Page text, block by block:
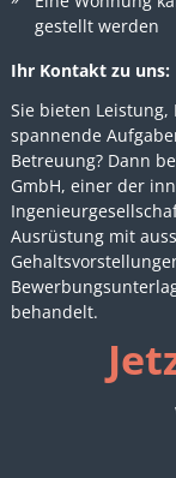
gestellt werden
Ihr Kontakt zu uns:
Sie bieten
spannende
Betreuung? Dann
GmbH, einer der
Ausrüstung mit
behandelt.